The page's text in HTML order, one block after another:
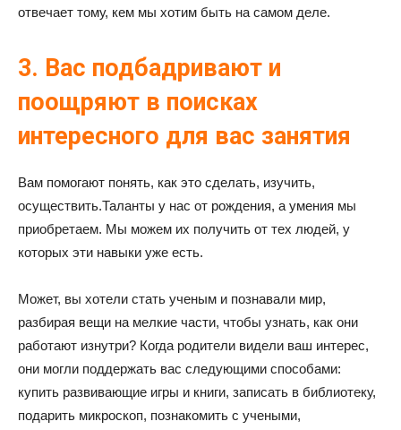
отвечает тому, кем мы хотим быть на самом деле.
3. Вас подбадривают и
поощряют в поисках
интересного для вас занятия
Вам помогают понять, как это сделать, изучить,
осуществить.Таланты у нас от рождения, а умения мы
приобретаем. Мы можем их получить от тех людей, у
которых эти навыки уже есть.
Может, вы хотели стать ученым и познавали мир,
разбирая вещи на мелкие части, чтобы узнать, как они
работают изнутри? Когда родители видели ваш интерес,
они могли поддержать вас следующими способами:
купить развивающие игры и книги, записать в библиотеку,
подарить микроскоп, познакомить с учеными,